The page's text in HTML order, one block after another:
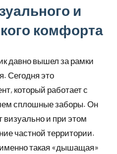
и
комфорта
давно вышел за рамки
Сегодня это
который работает с
сплошные заборы. Он
визуально и при этом
частной территории.
такая «дышащая»